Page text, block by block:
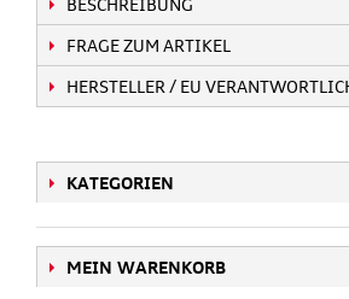
FRAGE ZUM ARTIKEL
HERSTELLER / EU
KATEGORIEN
MEIN WARENKORB